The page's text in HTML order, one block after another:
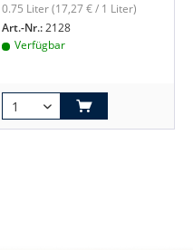
0.75 Liter(17,27 € / 1 Liter)
Art.-Nr.:2128
Verfügbar